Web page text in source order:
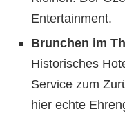
Entertainment.
Brunchen im
Historisches
Service zum
hier echte